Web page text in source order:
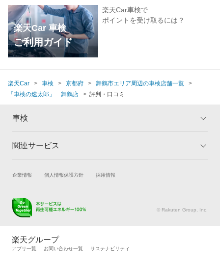
楽天Car 車検
ご利用ガイド
楽天Car車検で
ポイントを受け取るには？
楽天Car 車検 京都府
舞鶴市エリア周辺の車検店舗一覧
「車検の速太郎」 舞鶴店
評判・口コミ
車検
トップ
車検の基礎知識 キャンペーン一覧
関連サービス
試乗・商談 新車購入
キズ修理予約
メンテナンス管理
タイヤ交換サービス
自動車カタログ 自動車保険
企業情報 個人情報保護方針 採用情報
© Rakuten Group, Inc.
楽天グループ
アプリ一覧 お問い合わせ一覧 サステナビリティ